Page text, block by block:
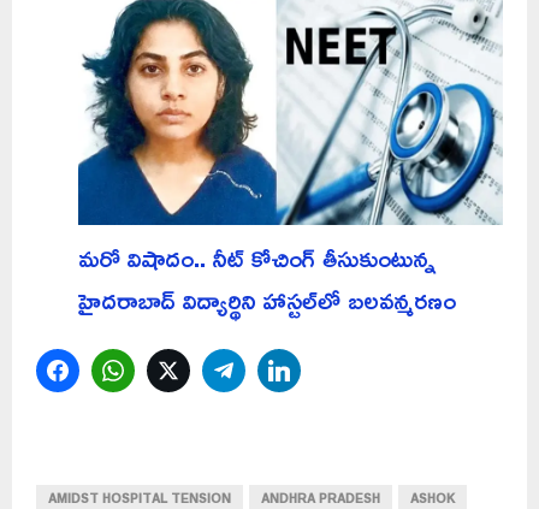
మరో విషాదం.. నీట్ కోచింగ్ తీసుకుంటున్న
హైదరాబాద్ విద్యార్థిని హాస్టల్‌లో బలవన్మరణం
FacebookWhatsAppTwitterTelegram
AMIDST HOSPITAL TENSION ANDHRA PRADESH
ASHOK